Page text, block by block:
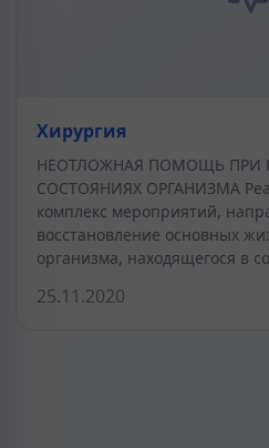
Хирургия
НЕОТЛОЖНАЯ ПОМОЩЬ ПРИ
СОСТОЯНИЯХ ОРГАНИЗМА
комплекс мероприятий,
восстановление основных
организма, находящегося в
25.11.2020